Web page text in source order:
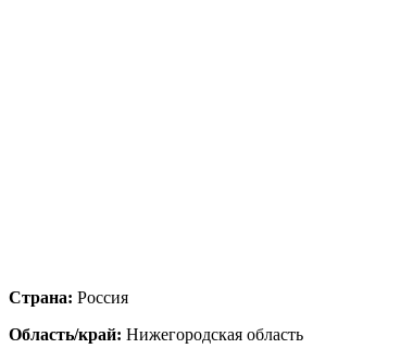
Страна: Россия
Область/край: Нижегородская область